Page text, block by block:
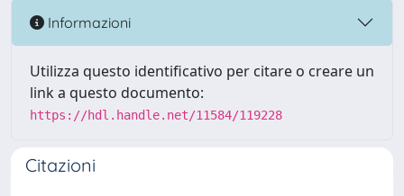
Informazioni
Utilizza questo identificativo per citare o creare un
link a questo documento:
https://hdl.handle.net/11584/119228
Citazioni